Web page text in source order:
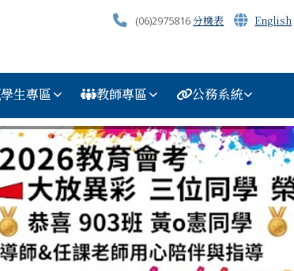
(06)2975816分機表 English
學生專區 教師專區 公務系統